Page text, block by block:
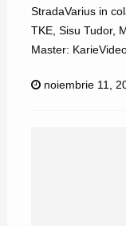
StradaVarius in
TKE, Sisu Tudor,
Master:
noiembrie 11,